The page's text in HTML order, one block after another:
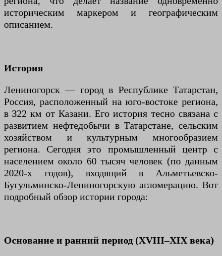
историческим маркером и географическим
описанием.
История
Лениногорск — город в Республике Татарстан,
Россия, расположенный на юго-востоке региона,
в 322 км от Казани. Его история тесно связана с
развитием нефтедобычи в Татарстане, сельским
хозяйством и культурным многообразием
региона. Сегодня это промышленный центр с
населением около 60 тысяч человек (по данным
2020-х годов), входящий в Альметьевско-
Бугульминско-Лениногорскую агломерацию. Вот
подробный обзор истории города:
Основание и ранний период (XVIII–XIX века)